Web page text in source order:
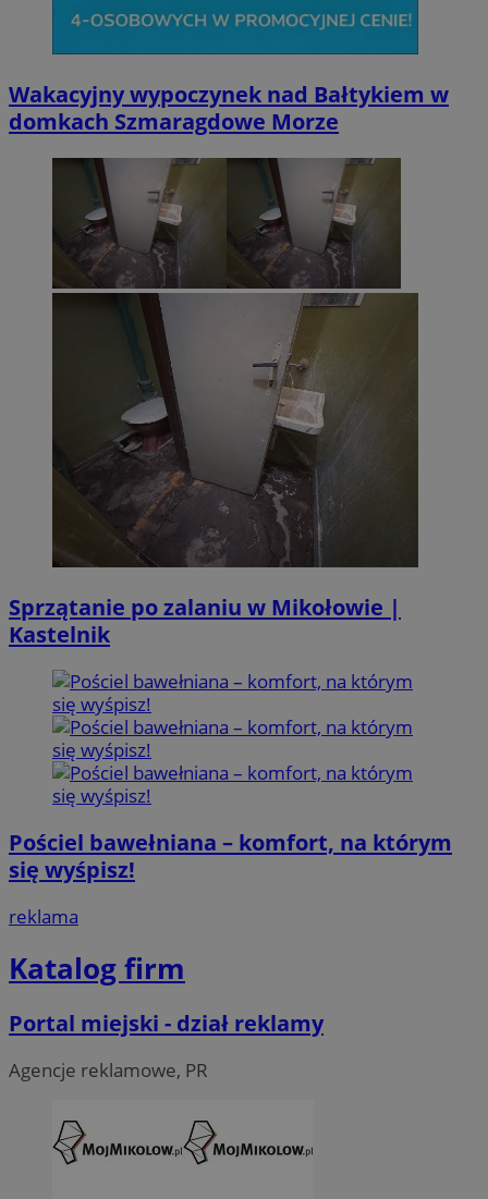
Wakacyjny wypoczynek nad Bałtykiem w
domkach Szmaragdowe Morze
Sprzątanie po zalaniu w Mikołowie |
Kastelnik
Pościel bawełniana – komfort, na którym
się wyśpisz!
reklama
Katalog firm
Portal miejski - dział reklamy
Agencje reklamowe, PR